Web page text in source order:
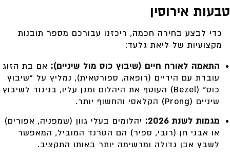
טבעות אירוסין
כדי לבצע בחירה חכמה, ריכזנו עבורכם מספר תובנות
מקצועיות של ליאת גלעד:
התאמה לאורח חיים (שיבוץ כוס מול שיניים): אם בת הזוג
עובדת עם הידיים (רופאה, ספורטאית), נמליץ על “שיבוץ
כוס” (Bezel) העוטף את היהלום ומגן עליו, בניגוד לשיבוץ
שיניים (Prong) הקלאסי והחשוף יותר.
מגמות לשנת 2026:
יהלומים בעלי גוון (שמפניה, אפורים)
או אבני חן (רובי, ספיר) הם הטרנד המוביל, המאפשר
לשבץ אבן גדולה ומרשימה יותר באותו התקציב.